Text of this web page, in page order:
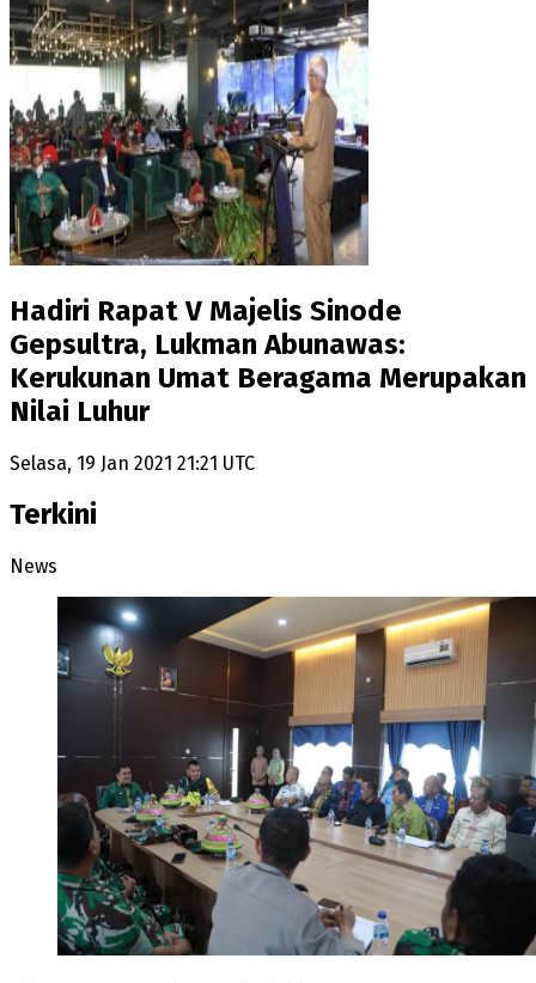
Hadiri Rapat V Majelis Sinode
Gepsultra, Lukman Abunawas:
Kerukunan Umat Beragama Merupakan
Nilai Luhur
Selasa, 19 Jan 2021 21:21 UTC
Terkini
News